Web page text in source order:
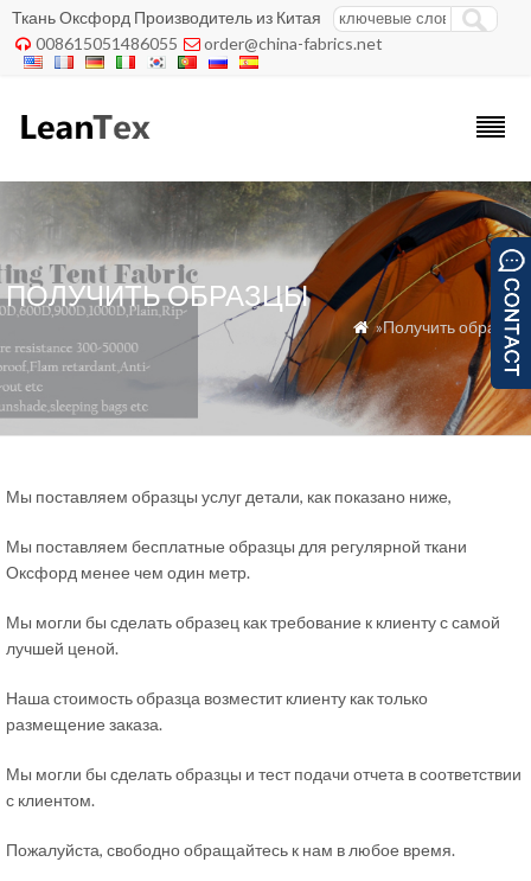
Ткань Оксфорд Производитель из Китая
 008615051486055  order@china-fabrics.net
ПОЛУЧИТЬ ОБРАЗЦЫ
 »Получить образцы
Мы поставляем образцы услуг детали, как показано ниже,
Мы поставляем бесплатные образцы для регулярной ткани
Оксфорд менее чем один метр.
Мы могли бы сделать образец как требование к клиенту с самой
лучшей ценой.
Наша стоимость образца возместит клиенту как только
размещение заказа.
Мы могли бы сделать образцы и тест подачи отчета в соответствии
с клиентом.
Пожалуйста, свободно обращайтесь к нам в любое время.